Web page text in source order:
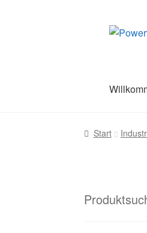
Zur
Zum
Start
Start